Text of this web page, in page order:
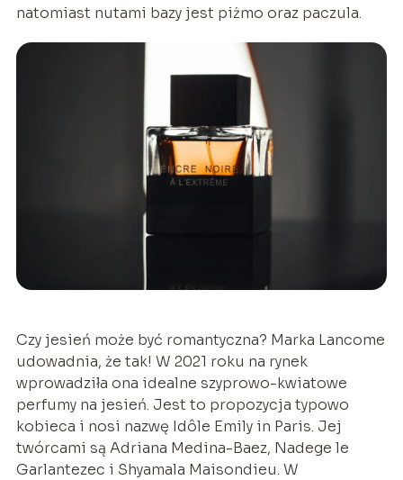
natomiast nutami bazy jest piżmo oraz paczula.
Czy jesień może być romantyczna? Marka Lancome
udowadnia, że tak! W 2021 roku na rynek
wprowadziła ona idealne szyprowo-kwiatowe
perfumy na jesień. Jest to propozycja typowo
kobieca i nosi nazwę Idôle Emily in Paris. Jej
twórcami są Adriana Medina-Baez, Nadege le
Garlantezec i Shyamala Maisondieu. W